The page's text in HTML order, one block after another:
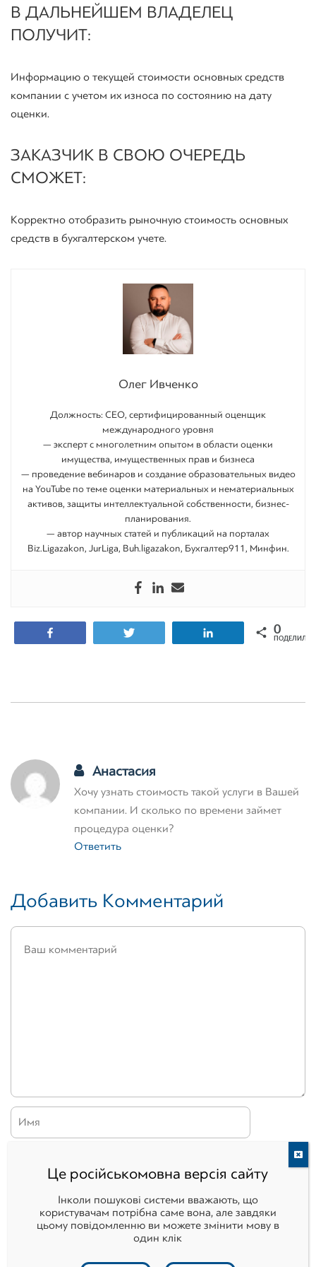
В ДАЛЬНЕЙШЕМ ВЛАДЕЛЕЦ
ПОЛУЧИТ:
Информацию о текущей стоимости основных средств
компании с учетом их износа по состоянию на дату
оценки.
ЗАКАЗЧИК В СВОЮ ОЧЕРЕДЬ
СМОЖЕТ:
Корректно отобразить рыночную стоимость основных
средств в бухгалтерском учете.
Олег Ивченко
Должность: СEO, сертифицированный оценщик
международного уровня
— эксперт с многолетним опытом в области оценки
имущества, имущественных прав и бизнеса
— проведение вебинаров и создание образовательных видео
на YouTube по теме оценки материальных и нематериальных
активов, защиты интеллектуальной собственности, бизнес-
планирования.
— автор научных статей и публикаций на порталах
Biz.Ligazakon, JurLiga, Buh.ligazakon, Бухгалтер911, Минфин.
Поделиться0
Анастасия
Хочу узнать стоимость такой услуги в Вашей
компании. И сколько по времени займет
процедура оценки?
Ответить
Добавить Комментарий
Це російськомовна версія сайту
Інколи пошукові системи вважають, що
користувачам потрібна саме вона, але завдяки
цьому повідомленню ви можете змінити мову в
один клік